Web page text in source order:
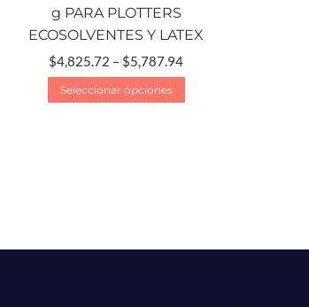
g PARA PLOTTERS
ECOSOLVENTES Y LATEX
$4,825.72 – $5,787.94
Seleccionar opciones